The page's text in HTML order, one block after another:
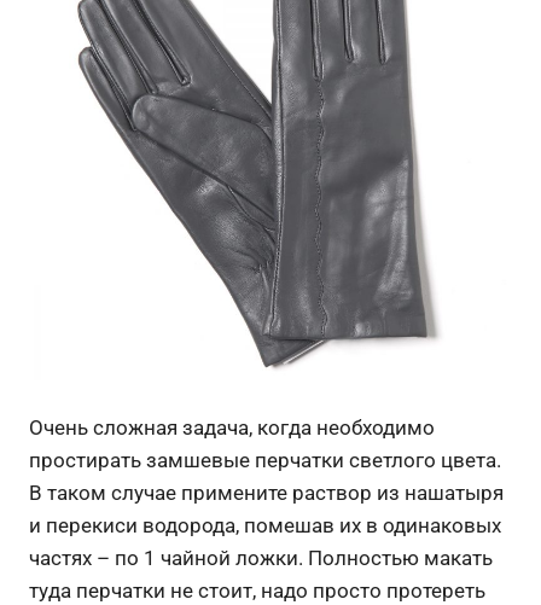
Очень сложная задача, когда необходимо
простирать замшевые перчатки светлого цвета.
В таком случае примените раствор из нашатыря
и перекиси водорода, помешав их в одинаковых
частях – по 1 чайной ложки. Полностью макать
туда перчатки не стоит, надо просто протереть